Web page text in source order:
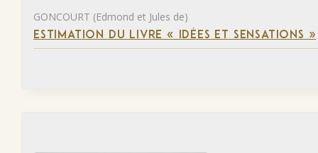
GONCOURT (Edmond et Jules de)
ESTIMATION DU LIVRE « IDÉES ET SENSATIONS »